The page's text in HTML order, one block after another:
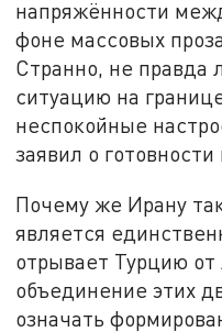
напряжённости
фоне массовых
Странно, не правда
ситуацию на
неспокойные
заявил о
Почему же Ирану
является
отрывает Турцию
объединение этих
означать